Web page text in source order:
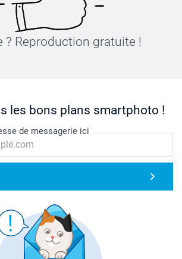
? Reproduction gratuite !
les bons plans smartphoto !
de messagerie ici